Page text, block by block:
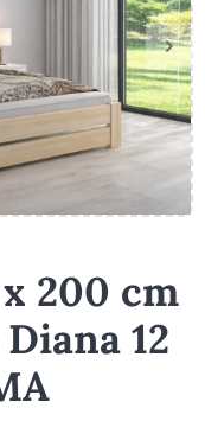
200 cm
12